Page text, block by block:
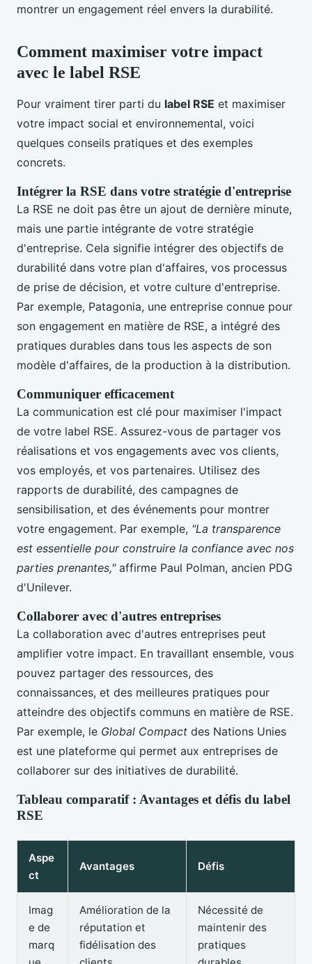
montrer un engagement réel envers la durabilité.
Comment maximiser votre impact
avec le label RSE
Pour vraiment tirer parti du label RSE et maximiser
votre impact social et environnemental, voici
quelques conseils pratiques et des exemples
concrets.
Intégrer la RSE dans votre stratégie d'entreprise
La RSE ne doit pas être un ajout de dernière minute,
mais une partie intégrante de votre stratégie
d'entreprise. Cela signifie intégrer des objectifs de
durabilité dans votre plan d'affaires, vos processus
de prise de décision, et votre culture d'entreprise.
Par exemple, Patagonia, une entreprise connue pour
son engagement en matière de RSE, a intégré des
pratiques durables dans tous les aspects de son
modèle d'affaires, de la production à la distribution.
Communiquer efficacement
La communication est clé pour maximiser l'impact
de votre label RSE. Assurez-vous de partager vos
réalisations et vos engagements avec vos clients,
vos employés, et vos partenaires. Utilisez des
rapports de durabilité, des campagnes de
sensibilisation, et des événements pour montrer
votre engagement. Par exemple, "La transparence
est essentielle pour construire la confiance avec nos
parties prenantes,"affirme Paul Polman, ancien PDG
d'Unilever.
Collaborer avec d'autres entreprises
La collaboration avec d'autres entreprises peut
amplifier votre impact. En travaillant ensemble, vous
pouvez partager des ressources, des
connaissances, et des meilleures pratiques pour
atteindre des objectifs communs en matière de RSE.
Par exemple, le Global Compact des Nations Unies
est une plateforme qui permet aux entreprises de
collaborer sur des initiatives de durabilité.
Tableau comparatif : Avantages et défis du label
RSE
Aspe
ct
Avantages Défis
Imag
e de
marq
Amélioration de la
réputation et
fidélisation des
Nécessité de
maintenir des
pratiques